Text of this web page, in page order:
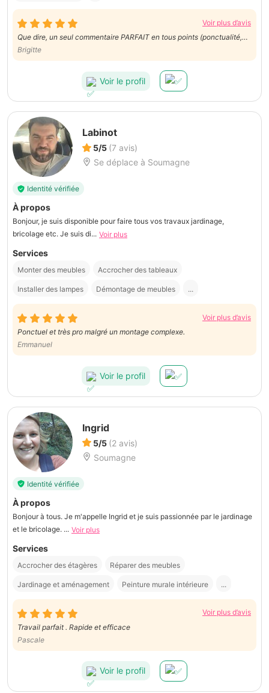
Voir plus d’avis
Que dire, un seul commentaire PARFAIT en tous points (ponctualité,
Brigitte
Voir le profil
Labinot
5/5 (7 avis)
Se déplace à Soumagne
Identité vérifiée
À propos
Bonjour, je suis disponible pour faire tous vos travaux jardinage,
bricolage etc. Je suis di... Voir plus
Services
Monter des meubles Accrocher des tableaux
Installer des lampes Démontage de meubles ...
Voir plus d’avis
Ponctuel et très pro malgré un montage complexe.
Emmanuel
Voir le profil
Ingrid
5/5 (2 avis)
Soumagne
Identité vérifiée
À propos
Bonjour à tous. Je m'appelle Ingrid et je suis passionnée par le jardinage
et le bricolage. ... Voir plus
Services
Accrocher des étagères Réparer des meubles
Jardinage et aménagement Peinture murale intérieure ...
Voir plus d’avis
Travail parfait . Rapide et efficace
Pascale
Voir le profil